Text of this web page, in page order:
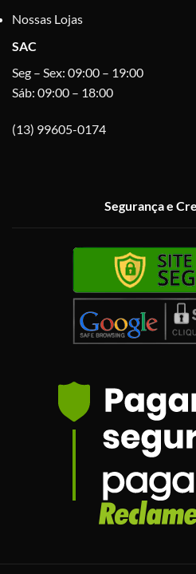
Nossas Lojas
SAC
Seg – Sex: 09:00 – 19:00
Sáb: 09:00 – 18:00
(13) 99605-0174
Segurança e